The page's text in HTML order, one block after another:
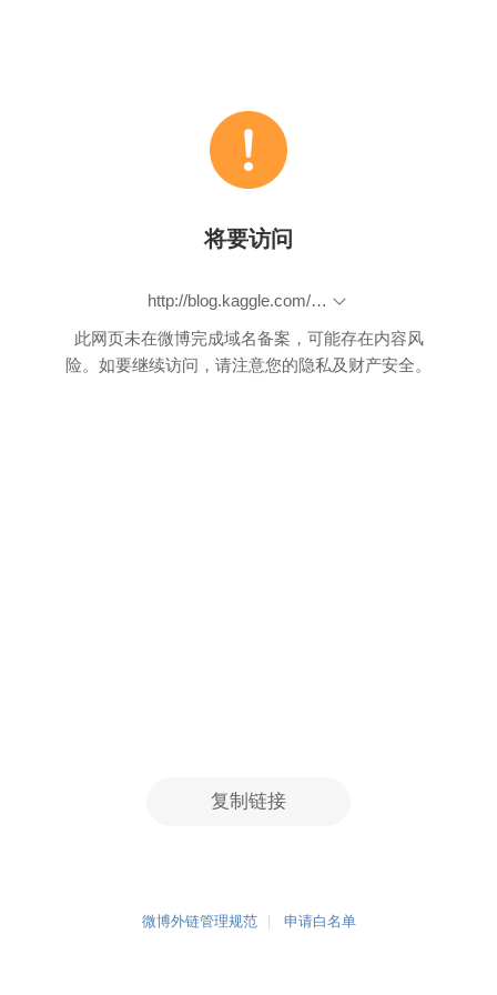
将要访问
http://blog.kaggle.com/2015/07/27/taxi-trajectory-winners-interview-1st-place-team-%F0%9F%9A%95/
此网页未在微博完成域名备案，可能存在内容风
险。如要继续访问，请注意您的隐私及财产安全。
复制链接
微博外链管理规范 申请白名单